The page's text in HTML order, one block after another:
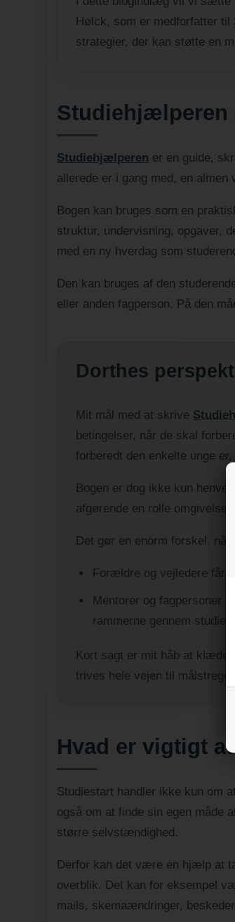
Hølck, som er medforfatter
strategier, der kan støtte en
Studiehjælperen
Studiehjælperen er en guide,
allerede er i gang med, en almen
Bogen kan bruges som en
struktur, undervisning, opgaver,
med en ny hverdag som
Den kan bruges af den
eller anden fagperson. På den
Dorthes
Mit mål med at skrive
betingelser, når de skal
forberedt den enkelte unge
Bogen er dog ikke kun
afgørende en rolle
Det gør en enorm forskel, når...
Forældre og vejledere får
Mentorer og fagpersoner
rammerne gennem
Kort sagt er mit håb at klæde
trives hele vejen til målstregen.
Hvad er vigtigt
Studiestart handler ikke kun om
også om at finde sin egen måde
større selvstændighed.
Derfor kan det være en hjælp at
overblik. Det kan for eksempel
mails, skemaændringer,